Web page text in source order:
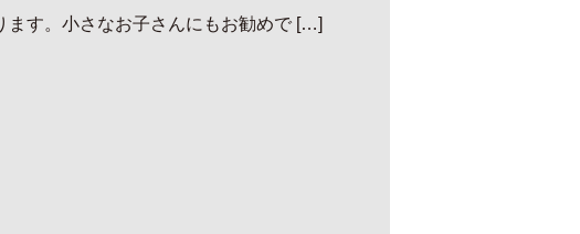
ます。小さなお子さんにもお勧めで […]